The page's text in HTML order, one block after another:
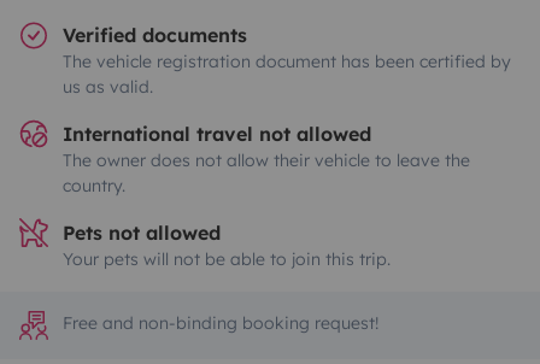
Verified documents
The vehicle registration document has been certified by
us as valid.
International travel not allowed
The owner does not allow their vehicle to leave the
country.
Pets not allowed
Your pets will not be able to join this trip.
Free and non-binding booking request!